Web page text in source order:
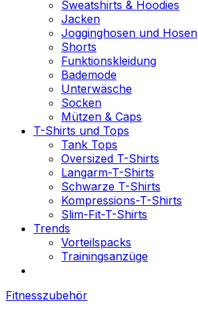
Sweatshirts & Hoodies
Jacken
Jogginghosen und Hosen
Shorts
Funktionskleidung
Bademode
Unterwäsche
Socken
Mützen & Caps
T-Shirts und Tops
Tank Tops
Oversized T-Shirts
Langarm-T-Shirts
Schwarze T-Shirts
Kompressions-T-Shirts
Slim-Fit-T-Shirts
Trends
Vorteilspacks
Trainingsanzüge
Fitnesszubehör